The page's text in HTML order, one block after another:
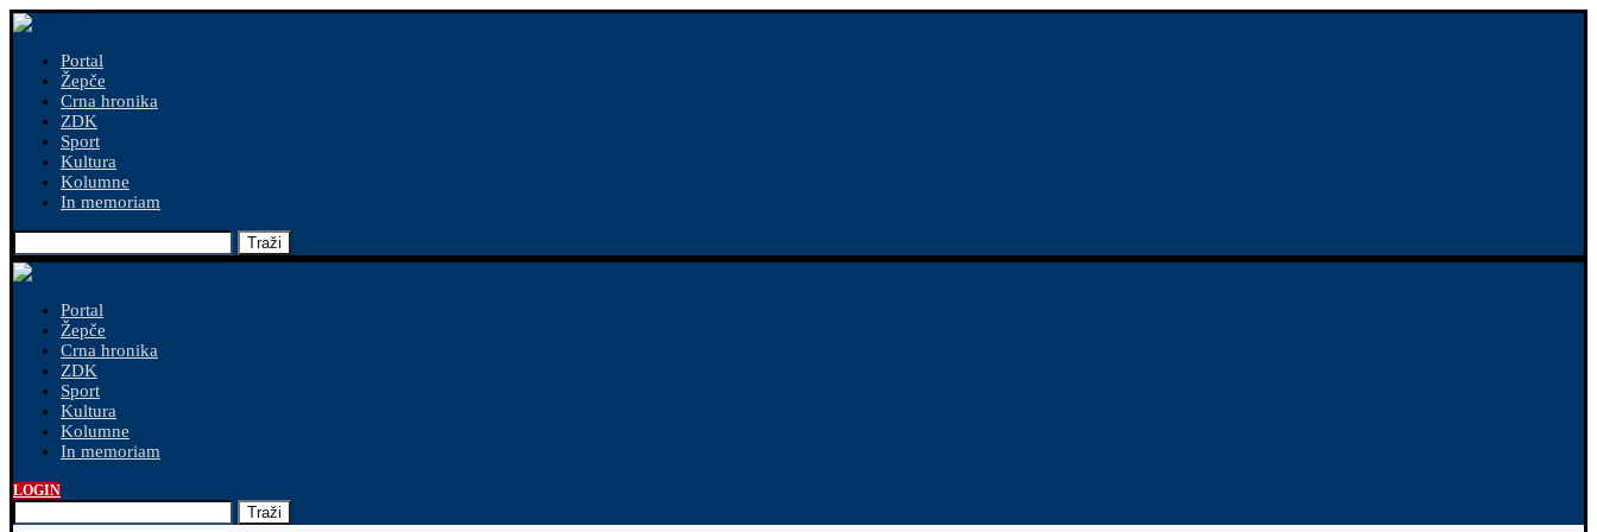
Portal
Žepče
Crna hronika
ZDK
Sport
Kultura
Kolumne
In memoriam
Traži
Portal
Žepče
Crna hronika
ZDK
Sport
Kultura
Kolumne
In memoriam
LOGIN
Traži